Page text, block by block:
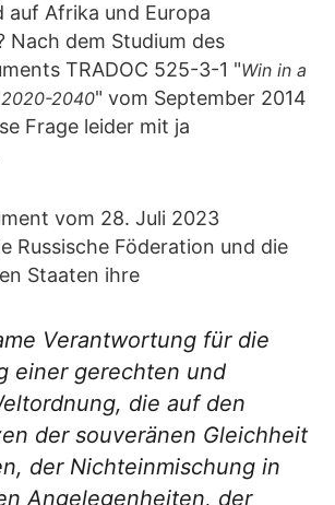
auf Afrika und Europa
Nach dem Studium des
TRADOC 525-3-1 "Win in a
2040" vom September 2014
Frage leider mit ja
vom 28. Juli 2023
Russische Föderation und die
Staaten ihre
Verantwortung für die
einer gerechten und
die auf den
der souveränen Gleichheit
der Nichteinmischung in
Angelegenheiten, der